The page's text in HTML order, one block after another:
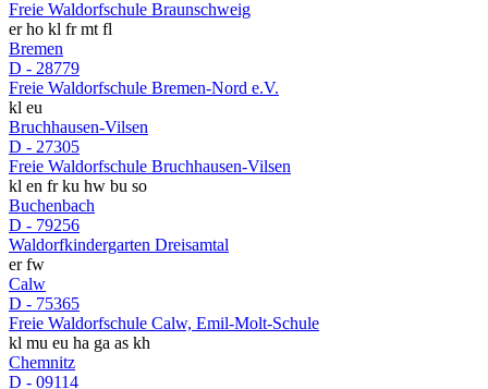
Freie Waldorfschule Braunschweig
er ho kl fr mt fl
Bremen
D - 28779
Freie Waldorfschule Bremen-Nord e.V.
kl eu
Bruchhausen-Vilsen
D - 27305
Freie Waldorfschule Bruchhausen-Vilsen
kl en fr ku hw bu so
Buchenbach
D - 79256
Waldorfkindergarten Dreisamtal
er fw
Calw
D - 75365
Freie Waldorfschule Calw, Emil-Molt-Schule
kl mu eu ha ga as kh
Chemnitz
D - 09114